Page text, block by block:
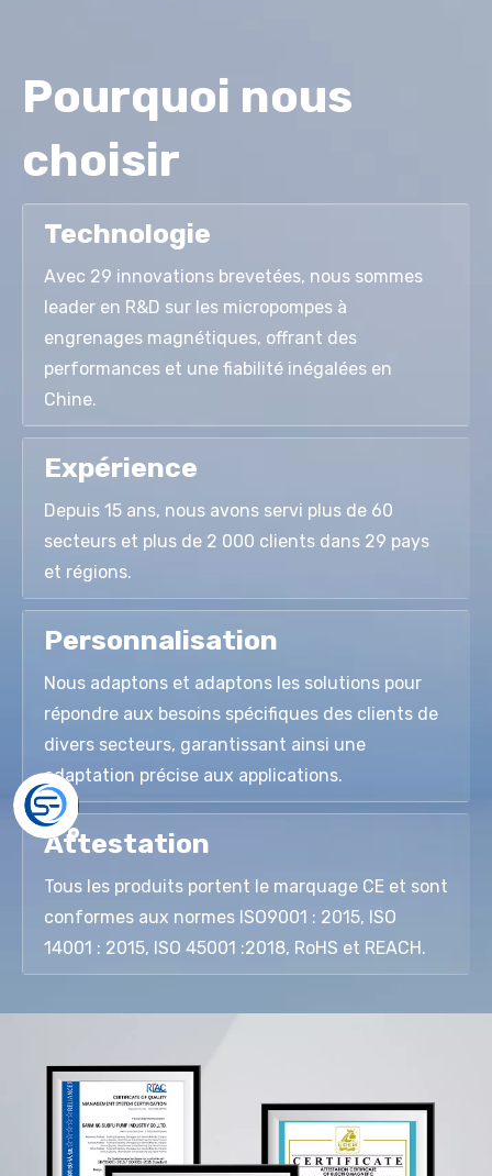
Pourquoi nous
choisir
Technologie
Avec 29 innovations brevetées, nous sommes
leader en R&D sur les micropompes à
engrenages magnétiques, offrant des
performances et une fiabilité inégalées en
Chine.
Expérience
Depuis 15 ans, nous avons servi plus de 60
secteurs et plus de 2 000 clients dans 29 pays
et régions.
Personnalisation
Nous adaptons et adaptons les solutions pour
répondre aux besoins spécifiques des clients de
divers secteurs, garantissant ainsi une
adaptation précise aux applications.
Attestation
Tous les produits portent le marquage CE et sont
conformes aux normes ISO9001 : 2015, ISO
14001 : 2015, ISO 45001 :2018, RoHS et REACH.